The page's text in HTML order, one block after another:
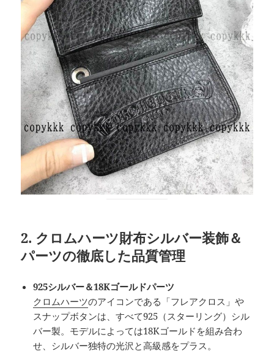
2. クロムハーツ財布シルバー装飾＆
パーツの徹底した品質管理
925シルバー＆18Kゴールドパーツ
クロムハーツのアイコンである「フレアクロス」や
スナップボタンは、すべて925（スターリング）シル
バー製。モデルによっては18Kゴールドを組み合わ
せ、シルバー独特の光沢と高級感をプラス。